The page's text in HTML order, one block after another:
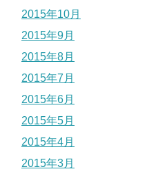
2015年10月
2015年9月
2015年8月
2015年7月
2015年6月
2015年5月
2015年4月
2015年3月